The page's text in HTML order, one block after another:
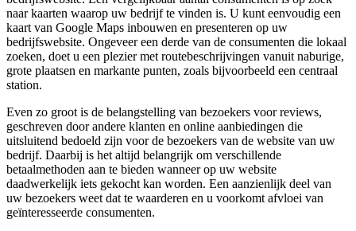
naar kaarten waarop uw bedrijf te vinden is. U kunt eenvoudig een
kaart van Google Maps inbouwen en presenteren op uw
bedrijfswebsite. Ongeveer een derde van de consumenten die lokaal
zoeken, doet u een plezier met routebeschrijvingen vanuit naburige,
grote plaatsen en markante punten, zoals bijvoorbeeld een centraal
station.
Even zo groot is de belangstelling van bezoekers voor reviews,
geschreven door andere klanten en online aanbiedingen die
uitsluitend bedoeld zijn voor de bezoekers van de website van uw
bedrijf. Daarbij is het altijd belangrijk om verschillende
betaalmethoden aan te bieden wanneer op uw website
daadwerkelijk iets gekocht kan worden. Een aanzienlijk deel van
uw bezoekers weet dat te waarderen en u voorkomt afvloei van
geïnteresseerde consumenten.